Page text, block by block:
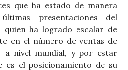
que ha estado de manera
presentaciones del
quien ha logrado escalar de
en el número de ventas de
a nivel mundial, y por estar
es el posicionamiento de su